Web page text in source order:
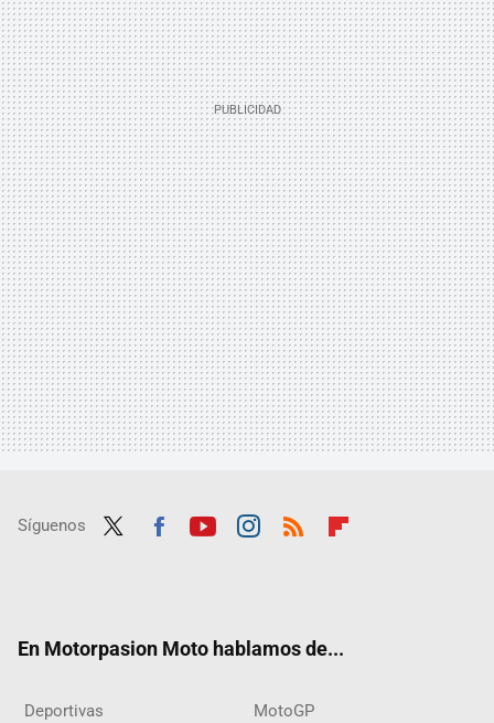
Síguenos
En Motorpasion Moto hablamos de...
Deportivas MotoGP